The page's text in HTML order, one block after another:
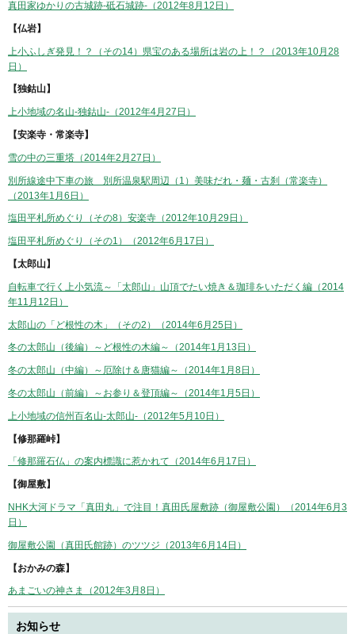
真田家ゆかりの古城跡-砥石城跡-（2012年8月12日）
【仏岩】
上小ふしぎ発見！？（その14）県宝のある場所は岩の上！？（2013年10月28
日）
【独鈷山】
上小地域の名山-独鈷山-（2012年4月27日）
【安楽寺・常楽寺】
雪の中の三重塔（2014年2月27日）
別所線途中下車の旅 別所温泉駅周辺（1）美味だれ・麺・古刹（常楽寺）
（2013年1月6日）
塩田平札所めぐり（その8）安楽寺（2012年10月29日）
塩田平札所めぐり（その1）（2012年6月17日）
【太郎山】
自転車で行く上小気流～「太郎山」山頂でたい焼き＆珈琲をいただく編（2014
年11月12日）
太郎山の「ど根性の木」（その2）（2014年6月25日）
冬の太郎山（後編）～ど根性の木編～（2014年1月13日）
冬の太郎山（中編）～厄除け＆唐猫編～（2014年1月8日）
冬の太郎山（前編）～お参り＆登頂編～（2014年1月5日）
上小地域の信州百名山-太郎山-（2012年5月10日）
【修那羅峠】
「修那羅石仏」の案内標識に惹かれて（2014年6月17日）
【御屋敷】
NHK大河ドラマ「真田丸」で注目！真田氏屋敷跡（御屋敷公園）（2014年6月3
日）
御屋敷公園（真田氏館跡）のツツジ（2013年6月14日）
【おかみの森】
あまごいの神さま（2012年3月8日）
お知らせ